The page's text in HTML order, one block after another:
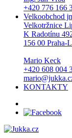
+420 776 166
Velkoobchod
Velkotržnice
K Radotínu
156 00 Praha-
Mario Keck
+420 608 004
KONTAKTY